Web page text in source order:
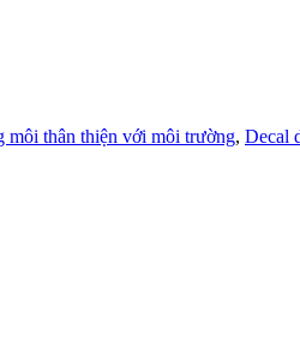
môi thân thiện với môi trường, Decal